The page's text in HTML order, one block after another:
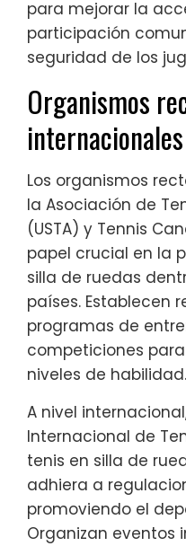
para mejorar la
participación
seguridad de los
Organismos
internacionales
Los organismos
la Asociación de
(USTA) y Tennis
papel crucial en la
silla de ruedas
países. Establecen
programas de
competiciones
niveles de habilidad.
A nivel
Internacional de
tenis en silla de
adhiera a
promoviendo el
Organizan eventos